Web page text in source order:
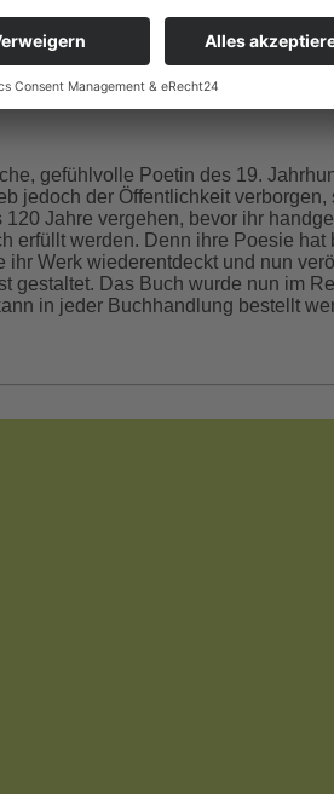
gefühlvolle Poetin des 19.
jedoch der Öffentlichkeit
Jahre vergehen, bevor ihr
erfüllt werden. Denn ihre Poesie
Werk wiederentdeckt und nun
gestaltet. Das Buch wurde nun im
in jeder Buchhandlung bestellt